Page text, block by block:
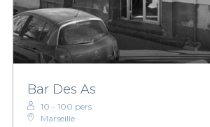
Bar Des As
10 - 100 pers.
Marseille